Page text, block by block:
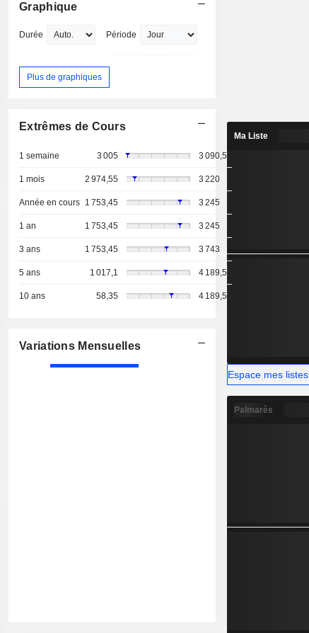
Graphique
Durée Période
Plus de graphiques
Extrêmes de Cours
1 semaine 3 005 3 090,5
1 mois 2 974,55 3 220
Année en cours 1 753,45 3 245
1 an 1 753,45 3 245
3 ans 1 753,45 3 743
5 ans 1 017,1 4 189,55
10 ans 58,35 4 189,55
Variations Mensuelles
Ma Liste
Espace mes listes
Palmarès